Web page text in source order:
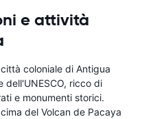
e attività
coloniale di Antigua
dell'UNESCO, ricco di
e monumenti storici.
del Volcan de Pacaya